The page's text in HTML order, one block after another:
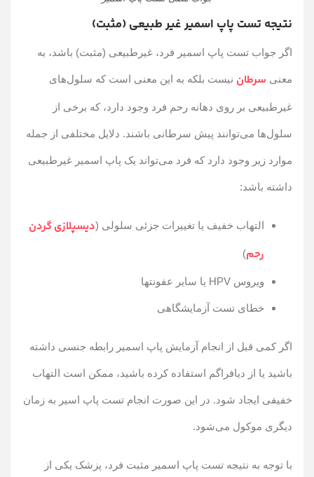
نتیجه تست پاپ اسمیر غیر طبیعی (مثبت)
اگر جواب تست پاپ اسمیر فرد، غیرطبیعی (مثبت) باشد، به
معنی سرطان نیست بلکه به این معنی است که سلول‌های
غیرطبیعی بر روی دهانه رحم فرد وجود دارد، که برخی از
سلول‌ها می‌توانند پیش سرطانی باشند. دلایل مختلفی از جمله
موارد زیر وجود دارد که فرد می‌تواند یک پاپ اسمیر غیرطبیعی
داشته باشد:
التهاب خفیف یا تغییرات جزئی سلولی (دیسپلازی گردن
رحم)
ویروس HPV یا سایر عفونتها
خطای تست آزمایشگاهی
اگر کمی قبل از انجام آزمایش پاپ اسمیر رابطه جنسی داشته
باشید یا از دیافراگم استفاده کرده باشید، ممکن است التهاب
خفیفی ایجاد شود. در این صورت انجام تست پاپ اسیر به زمان
دیگری موکول می‌شود.
با توجه به نتیجه تست پاپ اسمیر مثبت فرد، پزشک یکی از